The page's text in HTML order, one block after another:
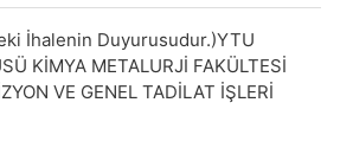
İhalenin Duyurusudur.)YTU
KİMYA METALURJİ FAKÜLTESİ
VE GENEL TADİLAT İŞLERİ